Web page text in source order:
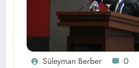
Süleyman Berber 0